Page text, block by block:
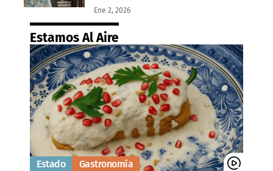
Ene 2, 2026
Estamos Al Aire
Estado Gastronomía